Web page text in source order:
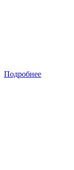
Подробнее